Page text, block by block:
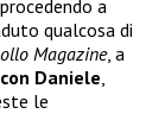
a
qualcosa di
Magazine, a
Daniele,
le